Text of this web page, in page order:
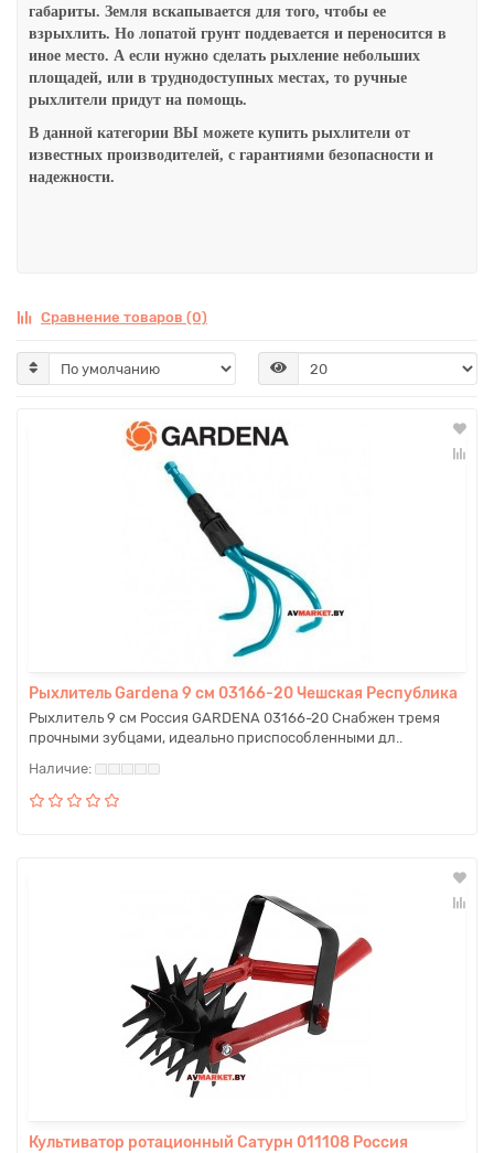
габариты. Земля вскапывается для того, чтобы ее
взрыхлить. Но лопатой грунт поддевается и переносится в
иное место. А если нужно сделать рыхление небольших
площадей, или в труднодоступных местах, то ручные
рыхлители придут на помощь.
В данной категории ВЫ можете купить рыхлители от
известных производителей, с гарантиями безопасности и
надежности.
Сравнение товаров (0)
Рыхлитель Gardena 9 см 03166-20 Чешская Республика
Рыхлитель 9 см Россия GARDENA 03166-20 Снабжен тремя
прочными зубцами, идеально приспособленными дл..
Культиватор ротационный Сатурн 011108 Россия